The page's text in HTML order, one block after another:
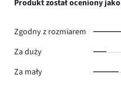
Produkt został oceniony
Zgodny z rozmiarem
Za duży
Za mały